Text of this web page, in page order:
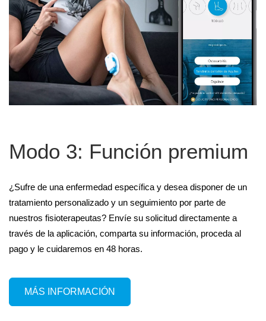
Modo 3: Función premium
¿Sufre de una enfermedad específica y desea disponer de un
tratamiento personalizado y un seguimiento por parte de
nuestros fisioterapeutas? Envíe su solicitud directamente a
través de la aplicación, comparta su información, proceda al
pago y le cuidaremos en 48 horas.
MÁS INFORMACIÓN